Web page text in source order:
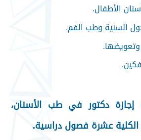
الأطفال.
السنية وطب الفم.
إجازة دكتور في طب الأسنان،
عشرة فصول دراسية.